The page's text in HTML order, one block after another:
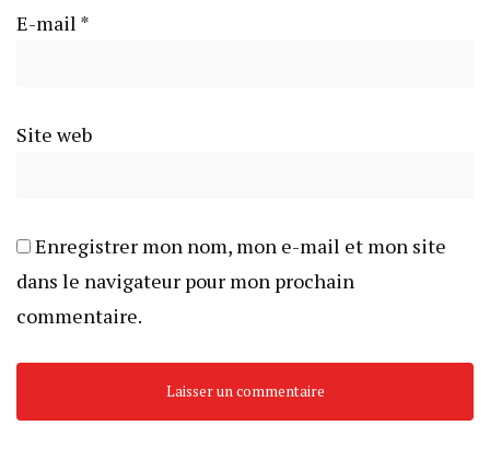
E-mail *
Site web
Enregistrer mon nom, mon e-mail et mon site
dans le navigateur pour mon prochain
commentaire.